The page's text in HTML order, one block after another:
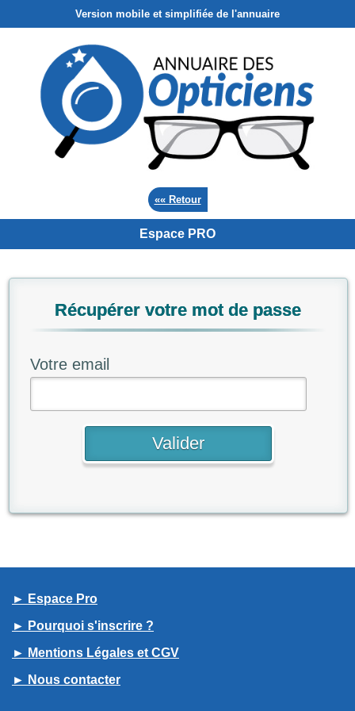
Version mobile et simplifiée de l'annuaire
«« Retour
Espace PRO
Récupérer votre mot de passe
Votre email
► Espace Pro
► Pourquoi s'inscrire ?
► Mentions Légales et CGV
► Nous contacter